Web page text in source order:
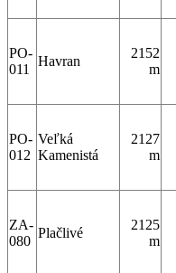
PO-
011
Havran
2152
m
PO-
012
Veľká
Kamenistá
2127
m
ZA-
080
Plačlivé
2125
m